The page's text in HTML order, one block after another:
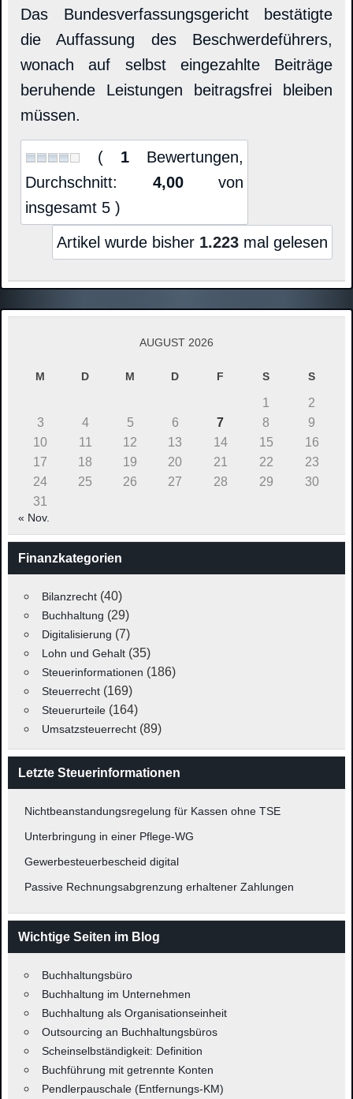
Das Bundesverfassungsgericht bestätigte
die Auffassung des Beschwerdeführers,
wonach auf selbst eingezahlte Beiträge
beruhende Leistungen beitragsfrei bleiben
müssen.
( 1 Bewertungen,
Durchschnitt: 4,00von
insgesamt 5 )
Artikel wurde bisher 1.223 mal gelesen
AUGUST 2026
M D M D F S S
1
2
3
4 5 6 7 8
9
10
11 12 13 14 15
16
17
18 19 20 21 22
23
24
25 26 27 28 29
30
31
« Nov.
Finanzkategorien
Bilanzrecht(40)
Buchhaltung (29)
Digitalisierung (7)
Lohn und Gehalt(35)
Steuerinformationen (186)
Steuerrecht(169)
Steuerurteile(164)
Umsatzsteuerrecht(89)
Letzte Steuerinformationen
Nichtbeanstandungsregelung für Kassen ohne TSE
Unterbringung in einer Pflege-WG
Gewerbesteuerbescheid digital
Passive Rechnungsabgrenzung erhaltener Zahlungen
Wichtige Seiten im Blog
Buchhaltungsbüro
Buchhaltung im Unternehmen
Buchhaltung als Organisationseinheit
Outsourcing an Buchhaltungsbüros
Scheinselbständigkeit: Definition
Buchführung mit getrennte Konten
Pendlerpauschale (Entfernungs-KM)